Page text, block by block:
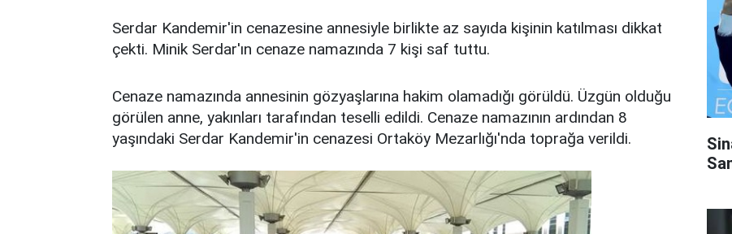
Serdar Kandemir'in cenazesine annesiyle birlikte az sayıda kişinin katılması dikkat
çekti. Minik Serdar'ın cenaze namazında 7 kişi saf tuttu.
Cenaze namazında annesinin gözyaşlarına hakim olamadığı görüldü. Üzgün olduğu
görülen anne, yakınları tarafından teselli edildi. Cenaze namazının ardından 8
yaşındaki Serdar Kandemir'in cenazesi Ortaköy Mezarlığı'nda toprağa verildi.